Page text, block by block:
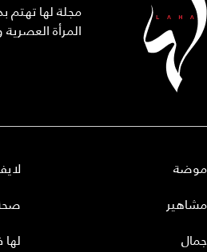
مجلة لها تهتم
المرأة
موضة
مشاهير
جمال
لها